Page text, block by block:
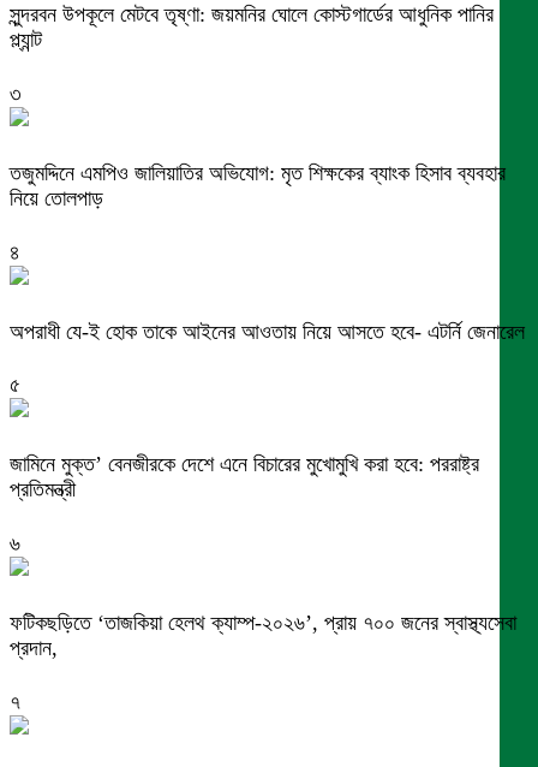
সুন্দরবন উপকূলে মেটবে তৃষ্ণা: জয়মনির ঘোলে কোস্টগার্ডের আধুনিক পানির
প্ল্যান্ট
৩
তজুমদ্দিনে এমপিও জালিয়াতির অভিযোগ: মৃত শিক্ষকের ব্যাংক হিসাব ব্যবহার
নিয়ে তোলপাড়
৪
অপরাধী যে-ই হোক তাকে আইনের আওতায় নিয়ে আসতে হবে- এটর্নি জেনারেল
৫
জামিনে মুক্ত’ বেনজীরকে দেশে এনে বিচারের মুখোমুখি করা হবে: পররাষ্ট্র
প্রতিমন্ত্রী
৬
ফটিকছড়িতে ‘তাজকিয়া হেলথ ক্যাম্প-২০২৬’, প্রায় ৭০০ জনের স্বাস্থ্যসেবা
প্রদান,
৭